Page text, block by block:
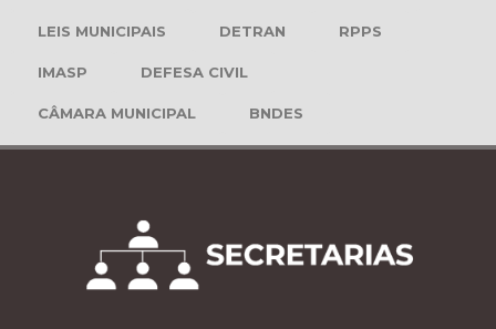
LEIS MUNICIPAIS DETRAN RPPS
IMASP DEFESA CIVIL
CÂMARA MUNICIPAL BNDES